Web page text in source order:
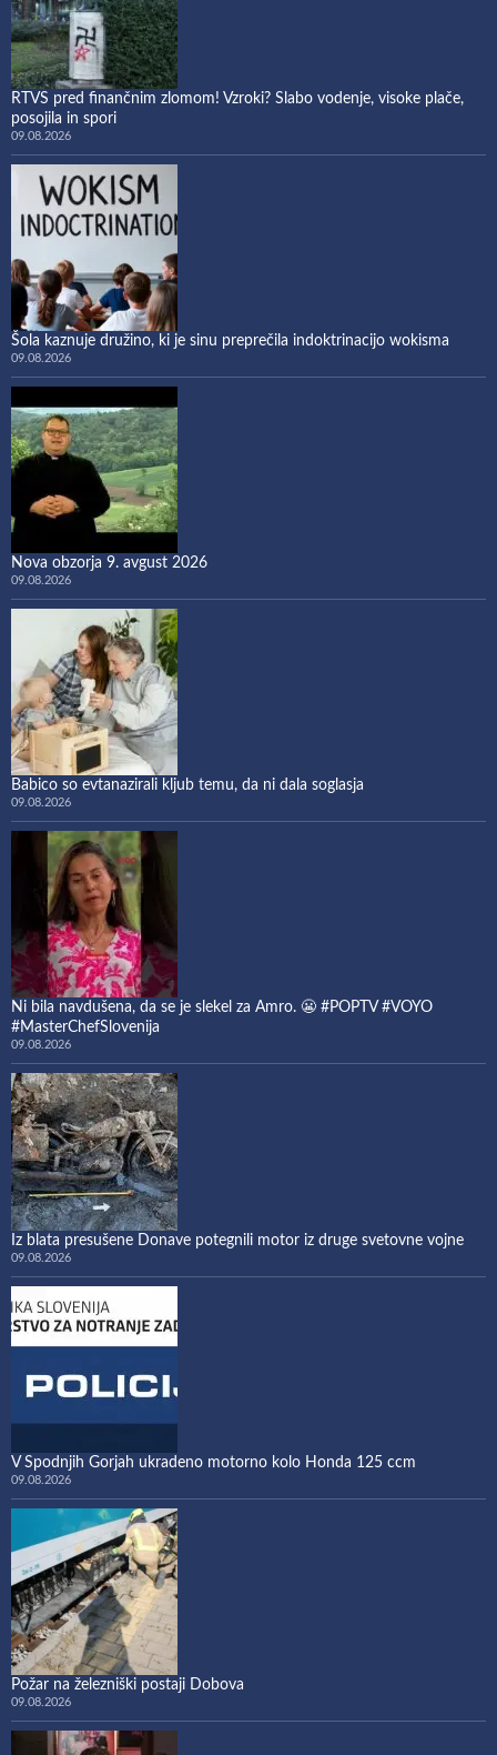
RTVS pred finančnim zlomom! Vzroki? Slabo vodenje, visoke plače,
posojila in spori
09.08.2026
Šola kaznuje družino, ki je sinu preprečila indoktrinacijo wokisma
09.08.2026
Nova obzorja 9. avgust 2026
09.08.2026
Babico so evtanazirali kljub temu, da ni dala soglasja
09.08.2026
Ni bila navdušena, da se je slekel za Amro. 😬 #POPTV #VOYO
#MasterChefSlovenija
09.08.2026
Iz blata presušene Donave potegnili motor iz druge svetovne vojne
09.08.2026
V Spodnjih Gorjah ukradeno motorno kolo Honda 125 ccm
09.08.2026
Požar na železniški postaji Dobova
09.08.2026